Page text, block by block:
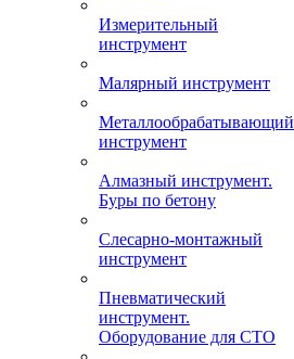
Измерительный
инструмент
Малярный инструмент
Металлообрабатывающий
инструмент
Алмазный инструмент.
Буры по бетону
Слесарно-монтажный
инструмент
Пневматический
инструмент.
Оборудование для СТО